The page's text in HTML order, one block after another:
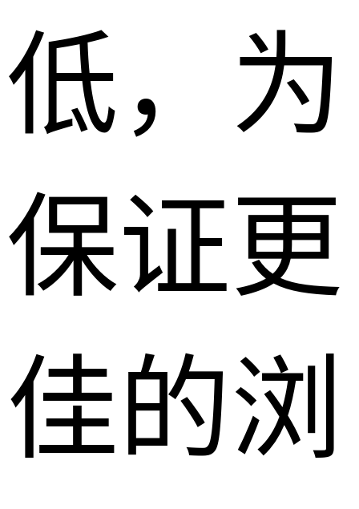
低，为
保证更
佳的浏